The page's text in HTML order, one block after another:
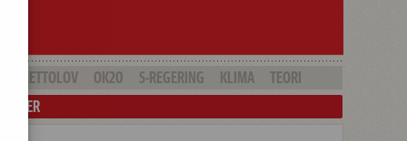
GHETTOLOV OK20 S-REGERING KLIMA
TEORI